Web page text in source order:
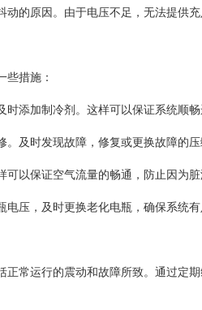
的原因。由于电压不足，无法提供
些措施：
添加制冷剂。这样可以保证系统顺畅
及时发现故障，修复或更换故障的压
以保证空气流量的畅通，防止因为脏
压，及时更换老化电瓶，确保系统有
常运行的震动和故障所致。通过定